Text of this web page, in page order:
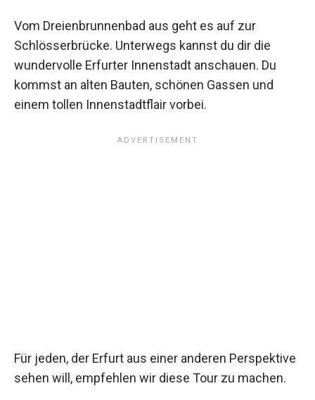
Vom Dreienbrunnenbad aus geht es auf zur
Schlösserbrücke. Unterwegs kannst du dir die
wundervolle Erfurter Innenstadt anschauen. Du
kommst an alten Bauten, schönen Gassen und
einem tollen Innenstadtflair vorbei.
Für jeden, der Erfurt aus einer anderen Perspektive
sehen will, empfehlen wir diese Tour zu machen.